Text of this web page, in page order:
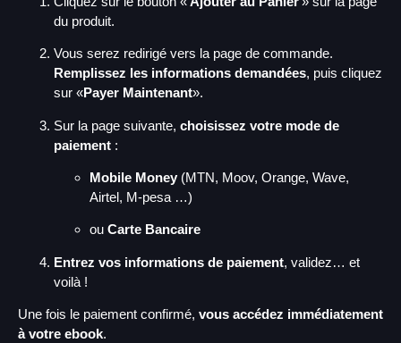
du produit.
Vous serez redirigé vers la page de commande.
Remplissez les informations demandées, puis cliquez
sur «Payer Maintenant».
Sur la page suivante, choisissez votre mode de
paiement :
Mobile Money (MTN, Moov, Orange, Wave,
Airtel, M-pesa …)
ou Carte Bancaire
Entrez vos informations de paiement, validez… et
voilà !
Une fois le paiement confirmé, vous accédez immédiatement
à votre ebook.